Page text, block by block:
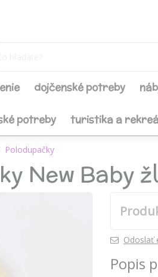
dojčenské potreby
potreby turistika a
Polodupačky
New Baby
Odoslať
Popis